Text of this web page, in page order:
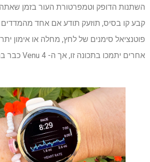
השתנות הדופק וטמפרטורת העור בזמן
קבע קו בסיס, תוזעק תודע אם אחד מהמדדים
פוטנציאל סימנים של לחץ, מחלה או אימון
אחרים יתמכו בתכונה זו, אך ה- Venu 4 כבר בנוי.